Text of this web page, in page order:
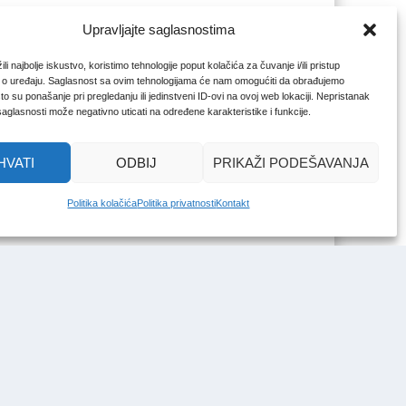
Upravljajte saglasnostima
najbolje iskustvo, koristimo tehnologije poput kolačića za čuvanje i/ili pristup
uređaju. Saglasnost sa ovim tehnologijama će nam omogućiti da obrađujemo
su ponašanje pri pregledanju ili jedinstveni ID-ovi na ovoj web lokaciji. Nepristanak
može negativno uticati na određene karakteristike i funkcije.
ODBIJ PRIKAŽI PODEŠAVANJA
Politika kolačićaPolitika privatnostiKontakt